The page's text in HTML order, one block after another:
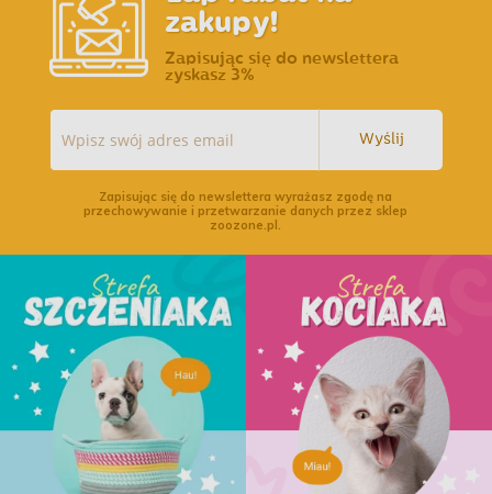
zakupy!
Zapisując się do newslettera
zyskasz 3%
Wyślij
Zapisując się do newslettera wyrażasz zgodę na
przechowywanie i przetwarzanie danych przez sklep
zoozone.pl.